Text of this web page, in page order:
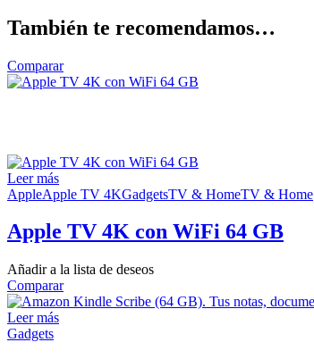
También te recomendamos…
Comparar
Leer más
AppleApple TV 4KGadgetsTV & HomeTV & Home
Apple TV 4K con WiFi 64 GB
Añadir a la lista de deseos
Comparar
Leer más
Gadgets